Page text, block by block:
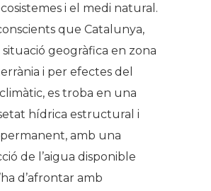
i el medi natural.
que Catalunya,
situació geogràfica en zona
i per efectes del
es troba en una
hídrica estructural i
amb una
de l’aigua disponible
d’afrontar amb